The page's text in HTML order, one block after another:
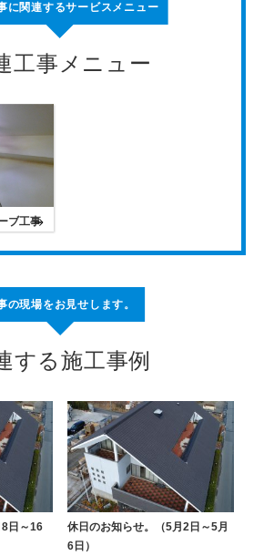
に関連するサービスメニュー
工事メニュー
ブ工事
の現場をお見せします。
する施工事例
日～16
休日のお知らせ。（5月2日～5月
6日）